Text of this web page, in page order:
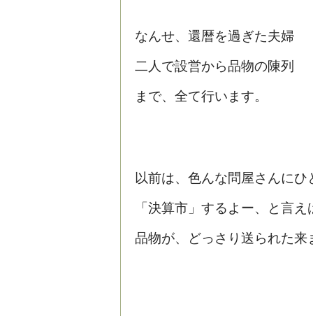
なんせ、還暦を過ぎた夫婦
二人で設営から品物の陳列
まで、全て行います。
以前は、色んな問屋さんにひ
「決算市」するよー、と言え
品物が、どっさり送られた来